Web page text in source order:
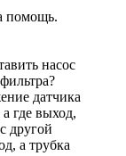
помощь.
насос
датчика
где выход,
другой
а трубка